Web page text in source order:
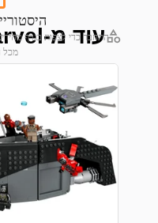
מכל
עוד מ-Super Heroes Marvel